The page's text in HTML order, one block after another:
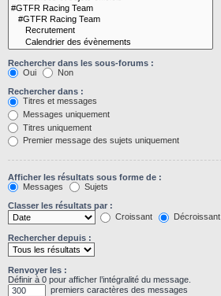
Rechercher dans les sous-forums :
Oui
Non
Rechercher dans :
Titres et messages
Messages uniquement
Titres uniquement
Premier message des sujets uniquement
Afficher les résultats sous forme de :
Messages
Sujets
Classer les résultats par :
Croissant
Décroissant
Rechercher depuis :
Renvoyer les :
Définir à 0 pour afficher l’intégralité du message.
premiers caractères des messages